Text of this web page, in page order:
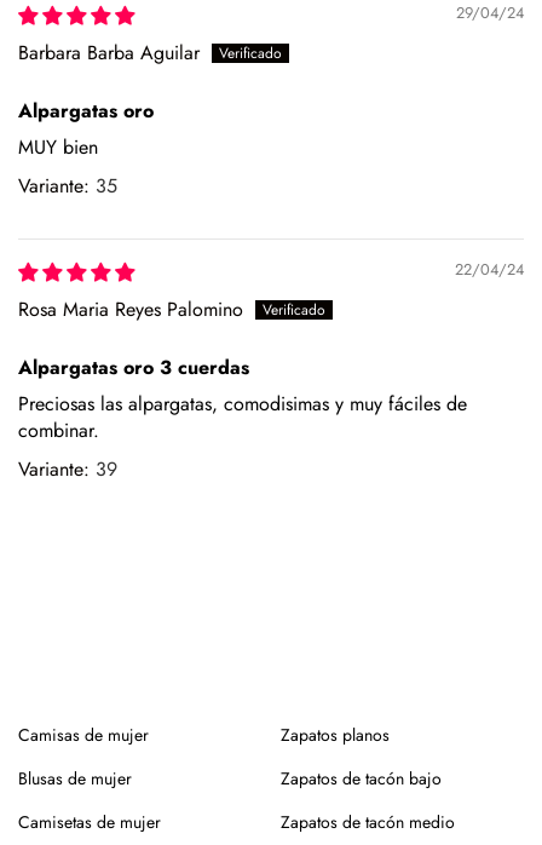
29/04/24
Barbara Barba Aguilar
Alpargatas oro
MUY bien
35
22/04/24
Rosa Maria Reyes Palomino
Alpargatas oro 3 cuerdas
Preciosas las alpargatas, comodisimas y muy fáciles de
combinar.
39
Camisas de mujer
Blusas de mujer
Camisetas de mujer
Zapatos planos
Zapatos de tacón bajo
Zapatos de tacón medio